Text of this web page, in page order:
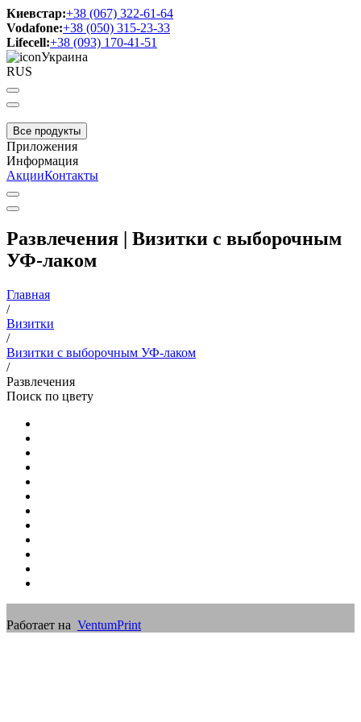
Киевстар:+38 (067) 322-61-64
Vodafone:+38 (050) 315-23-33
Lifecell:+38 (093) 170-41-51
Украина
RUS
Все продукты
Приложения
Информация
АкцииКонтакты
Развлечения | Визитки с выборочным
УФ-лаком
Главная
/
Визитки
/
Визитки с выборочным УФ-лаком
/
Развлечения
Поиск по цвету
Работает на VentumPrint